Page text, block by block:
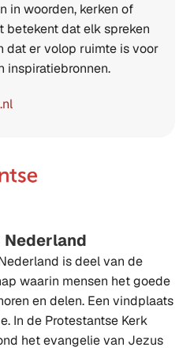
in woorden, kerken of
betekent dat elk spreken
dat er volop ruimte is voor
inspiratiebronnen.
is deel van de
waarin mensen het goede
en delen. Een vindplaats
In de Protestantse Kerk
het evangelie van Jezus